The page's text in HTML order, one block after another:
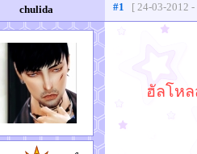
chulida #1 [ 24-03-2012
ฮัลโห